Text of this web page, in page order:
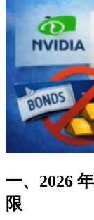
一、2026
限